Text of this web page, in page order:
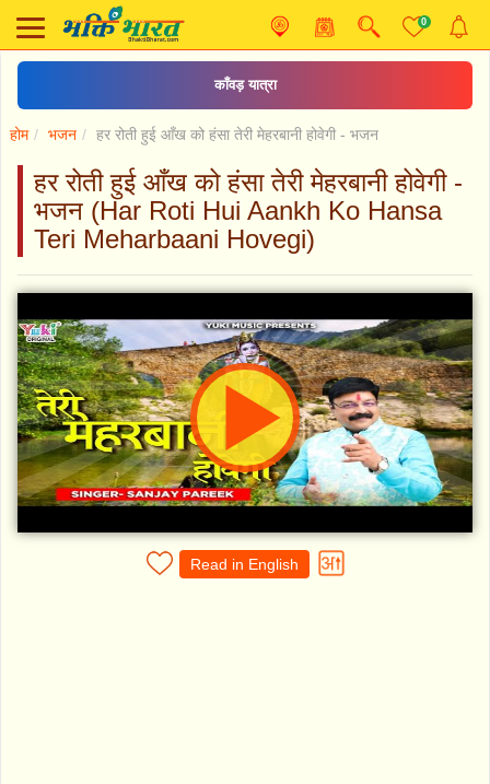
0
काँवड़ यात्रा
होम भजन हर रोती हुई आँख को हंसा तेरी मेहरबानी होवेगी - भजन
हर रोती हुई आँख को हंसा तेरी मेहरबानी होवेगी -
भजन (Har Roti Hui Aankh Ko Hansa
Teri Meharbaani Hovegi)
Read in English